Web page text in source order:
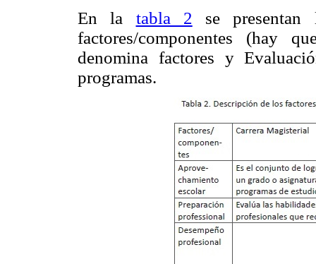
En la tabla 2 se
factores/componentes (hay
denomina factores y
programas.